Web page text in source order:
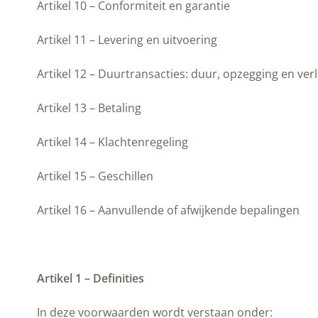
Artikel 10 – Conformiteit en garantie
Artikel 11 – Levering en uitvoering
Artikel 12 – Duurtransacties: duur, opzegging en
Artikel 13 – Betaling
Artikel 14 – Klachtenregeling
Artikel 15 – Geschillen
Artikel 16 – Aanvullende of afwijkende bepalingen
Artikel 1 – Definities
In deze voorwaarden wordt verstaan onder: